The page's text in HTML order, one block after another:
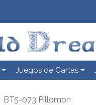
Juegos de Cartas
BT5-073 Pillomon